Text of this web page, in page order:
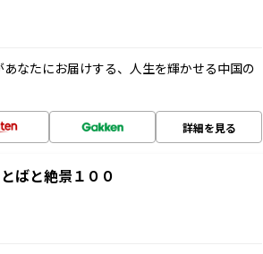
なたにお届けする、人生を輝かせる中国の
詳細を見る
ばと絶景１００